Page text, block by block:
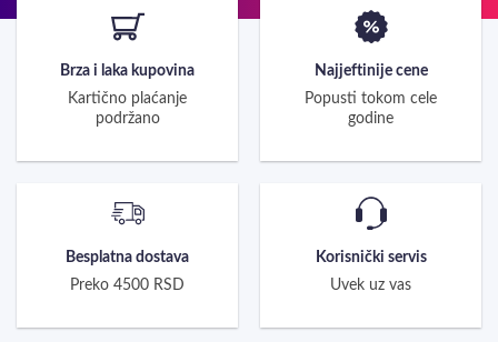
Brza i laka kupovina
Kartično plaćanje
podržano
Najjeftinije cene
Popusti tokom cele
godine
Besplatna dostava
Preko 4500 RSD
Korisnički servis
Uvek uz vas